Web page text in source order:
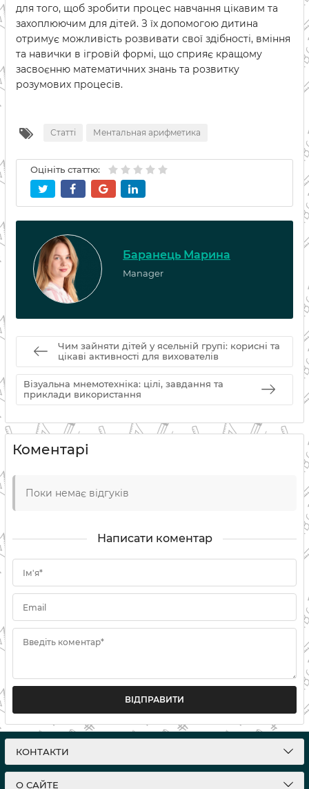
для того, щоб зробити процес навчання цікавим та
захоплюючим для дітей. З їх допомогою дитина
отримує можливість розвивати свої здібності, вміння
та навички в ігровій формі, що сприяє кращому
засвоєнню математичних знань та розвитку
розумових процесів.
Статті Ментальная арифметика
Оцініть статтю:
Баранець Марина
Manager
Чим зайняти дітей у ясельній групі: корисні та
цікаві активності для вихователів
Візуальна мнемотехніка: цілі, завдання та
приклади використання
Коментарі
Поки немає відгуків
Написати коментар
Ім'я*
Email
Введіть коментар*
ВІДПРАВИТИ
КОНТАКТИ
О САЙТЕ